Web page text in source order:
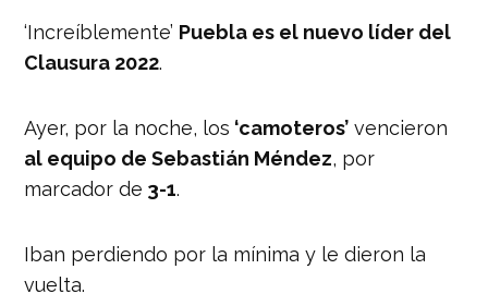
‘Increíblemente’ Puebla es el nuevo líder del
Clausura 2022.
Ayer, por la noche, los ‘camoteros’ vencieron
al equipo de Sebastián Méndez, por
marcador de 3-1.
Iban perdiendo por la mínima y le dieron la
vuelta.